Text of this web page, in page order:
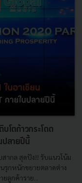
บโตก้าวกระโดด
ปลายปีนี้
ากล สุดปัง!! รับแนวโน้ม
รุกหนักขยายตลาดต่าง
ลูกค้าราย...